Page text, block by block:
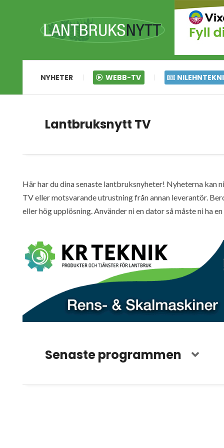
NYHETER WEBB-TV
Lantbruksnytt TV
Här har du dina senaste lantbruksnyheter! Nyheterna kan
TV eller motsvarande utrustning från annan leverantör.
eller hög upplösning. Använder ni en dator så måste ni ha
Senaste programmen